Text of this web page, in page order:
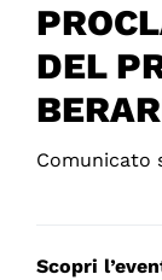
DEL
Comunicato
Scopri